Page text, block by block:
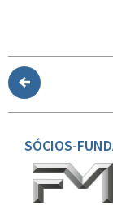
SÓCIOS-